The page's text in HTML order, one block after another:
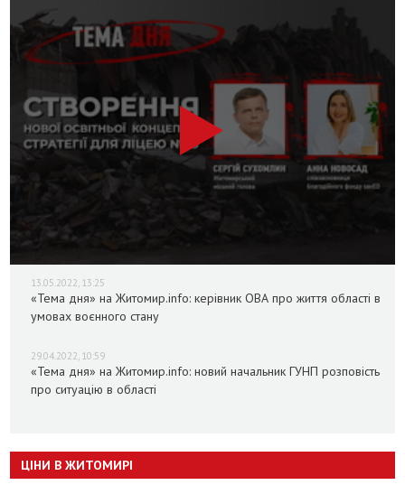
13.05.2022, 13:25
«Тема дня» на Житомир.info: керівник ОВА про життя області в
умовах воєнного стану
29.04.2022, 10:59
«Тема дня» на Житомир.info: новий начальник ГУНП розповість
про ситуацію в області
ЦІНИ В ЖИТОМИРІ